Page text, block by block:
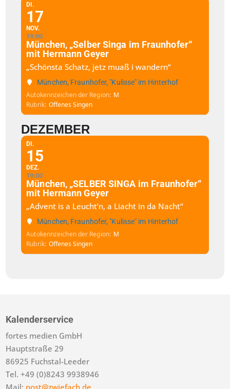
DI.
17
NOV.
19:00
München, „Selber Singa im Fraunhofer“
mit Hermann Geyer
„Schönsta Schatz, jetz muaß i wandern“
München, Fraunhofer, "Kulisse" im Hinterhof
Autokennzeichen der Region M
Rubrik Offenes Singen
DEZEMBER
DI.
15
DEZ.
19:00
München, „SELBER SINGA im Fraunhofer“
mit Hermann Geyer
„Advent is a Leucht’n, a Liacht in da Nacht“
München, Fraunhofer, "Kulisse" im Hinterhof
Autokennzeichen der Region M
Rubrik Offenes Singen
Kalenderservice
fortes medien GmbH
Hauptstraße 29
86925 Fuchstal-Leeder
Tel. +49 (0)8243 9938946
Mail: post@zwiefach.de